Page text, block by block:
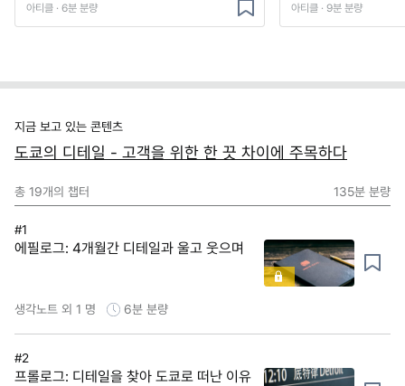
아티클 · 6분 분량 아티클 · 9분 분량
지금 보고 있는 콘텐츠
도쿄의 디테일 - 고객을 위한 한 끗 차이에 주목하다
총 19개의 챕터 135분 분량
#1
에필로그: 4개월간 디테일과 울고 웃으며
생각노트 외 1 명 6분 분량
#2
프롤로그: 디테일을 찾아 도쿄로 떠난 이유